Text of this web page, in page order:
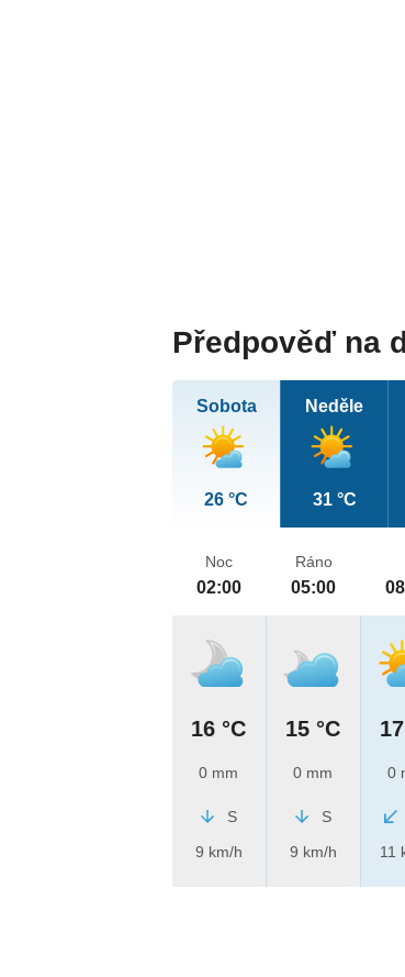
Předpověď na
Sobota
26 °C
Neděle
31 °C
Noc
02:00
16 °C
0 mm
S
9 km/h
Ráno
05:00
15 °C
0 mm
S
9 km/h
0
11